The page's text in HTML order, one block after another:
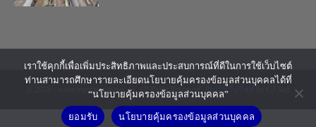
@2018 - www.transtimenews.co. All Right Reserved. รับทำเว็บไซต์
เราใช้คุกกี้เพื่อเพิ่มประสิทธิภาพและประสบการณ์ที่ดีในการใช้เว็บไซต์
ท่านสามารถศึกษารายละเอียดนโยบายคุ้มครองข้อมูลส่วนบุคคลได้ที่
“นโยบายคุ้มครองข้อมูลส่วนบุคคล”
ยอมรับ นโยบายคุ้มครองข้อมูลส่วนบุคคล